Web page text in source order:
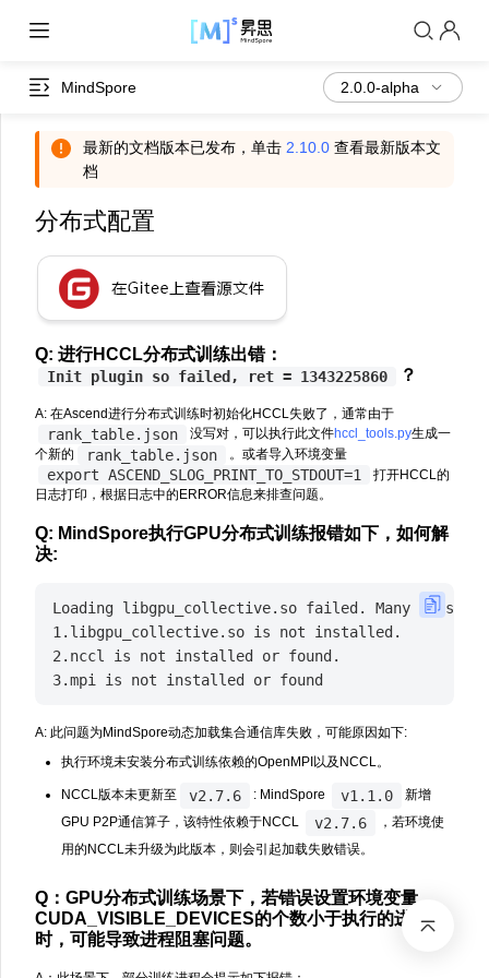
MindSpore
最新的文档版本已发布，单击 2.10.0 查看最新版本文
档
分布式配置
Q: 进行HCCL分布式训练出错：
Init plugin so failed, ret = 1343225860 ？
A: 在Ascend进行分布式训练时初始化HCCL失败了，通常由于
rank_table.json 没写对，可以执行此文件hccl_tools.py生成一
个新的
rank_table.json 。或者导入环境变量
export ASCEND_SLOG_PRINT_TO_STDOUT=1
打开HCCL的
日志打印，根据日志中的ERROR信息来排查问题。
Q: MindSpore执行GPU分布式训练报错如下，如何解
决:
Loading libgpu_collective.so failed. Many
1.libgpu_collective.so is not installed.
2.nccl is not installed or found.
A: 此问题为MindSpore动态加载集合通信库失败，可能原因如下:
执行环境未安装分布式训练依赖的OpenMPI以及NCCL。
NCCL版本未更新至 v2.7.6 : MindSpore v1.1.0
新增
GPU P2P通信算子，该特性依赖于NCCL
v2.7.6
，若环境使
用的NCCL未升级为此版本，则会引起加载失败错误。
Q：GPU分布式训练场景下，若错误设置环境变量
CUDA_VISIBLE_DEVICES的个数小于执行的进程数
时，可能导致进程阻塞问题。